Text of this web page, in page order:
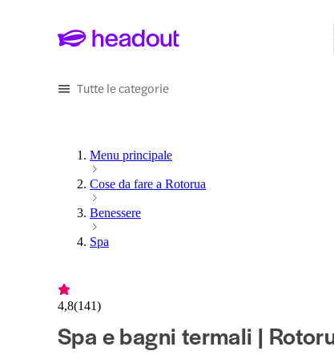
Tutte le categorie
Menu principale
Cose da fare a Rotorua
Benessere
Spa
4,8(141)
Spa e bagni termali |